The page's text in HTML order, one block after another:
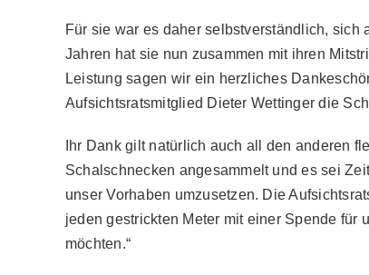
Für sie war es daher selbstverständlich, sich
Jahren hat sie nun zusammen mit ihren
Leistung sagen wir ein herzliches
Aufsichtsratsmitglied Dieter Wettinger die
Ihr Dank gilt natürlich auch all den anderen
Schalschnecken angesammelt und es sei
unser Vorhaben umzusetzen. Die
jeden gestrickten Meter mit einer Spende für
möchten.“